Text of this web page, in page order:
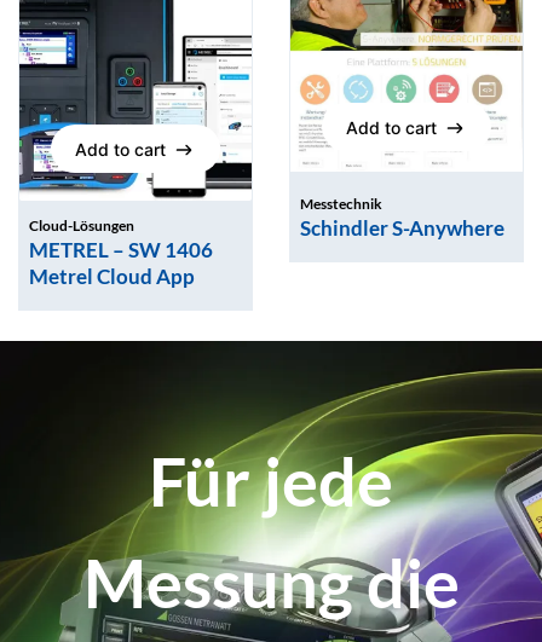
Add to cart
Add to cart
Cloud-Lösungen
METREL – SW 1406
Metrel Cloud App
Add to cart
Add to cart
Messtechnik
Schindler S-Anywhere
Für jede
Messung die